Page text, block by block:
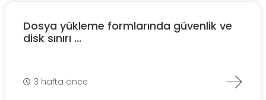
Dosya yükleme formlarında güvenlik ve
disk sınırı ...
3 hafta önce